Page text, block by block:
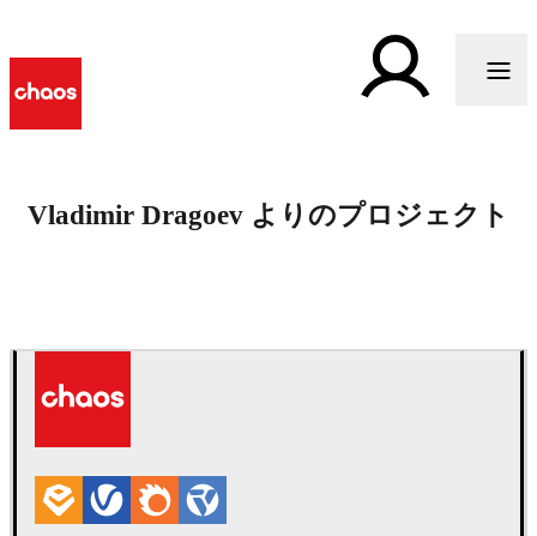
Vladimir Dragoev よりのプロジェクト